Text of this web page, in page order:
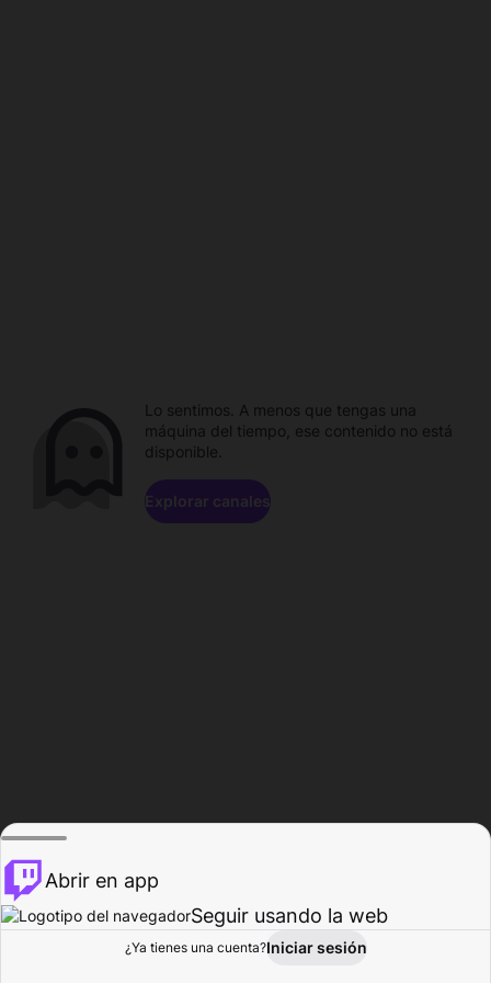
Explorar Actividad
Lo sentimos. A menos que tengas una
máquina del tiempo, ese contenido no está
disponible.
Explorar canales
Abrir en app
Seguir usando la web
¿Ya tienes una cuenta?Iniciar sesión